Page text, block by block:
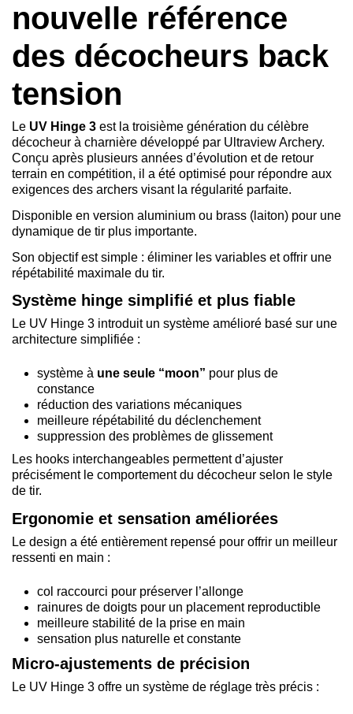
nouvelle référence
des décocheurs back
tension
Le UV Hinge 3 est la troisième génération du célèbre
décocheur à charnière développé par Ultraview Archery.
Conçu après plusieurs années d’évolution et de retour
terrain en compétition, il a été optimisé pour répondre aux
exigences des archers visant la régularité parfaite.
Disponible en version aluminium ou brass (laiton) pour une
dynamique de tir plus importante.
Son objectif est simple : éliminer les variables et offrir une
répétabilité maximale du tir.
Système hinge simplifié et plus fiable
Le UV Hinge 3 introduit un système amélioré basé sur une
architecture simplifiée :
système à une seule “moon” pour plus de
constance
réduction des variations mécaniques
meilleure répétabilité du déclenchement
suppression des problèmes de glissement
Les hooks interchangeables permettent d’ajuster
précisément le comportement du décocheur selon le style
de tir.
Ergonomie et sensation améliorées
Le design a été entièrement repensé pour offrir un meilleur
ressenti en main :
col raccourci pour préserver l’allonge
rainures de doigts pour un placement reproductible
meilleure stabilité de la prise en main
sensation plus naturelle et constante
Micro-ajustements de précision
Le UV Hinge 3 offre un système de réglage très précis :